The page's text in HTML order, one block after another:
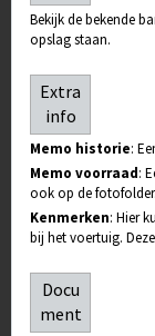
Bekijk de bekende
opslag staan.
Extra
info
Memo historie:
Memo voorraad:
ook op de fotofolder.
Kenmerken: Hier
bij het voertuig.
Docu
ment